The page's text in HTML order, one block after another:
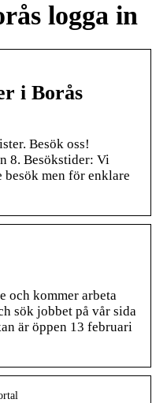
logga in
i Borås
Besök oss!
8. Besökstider: Vi
besök men för enklare
och kommer arbeta
sök jobbet på vår sida
är öppen 13 februari